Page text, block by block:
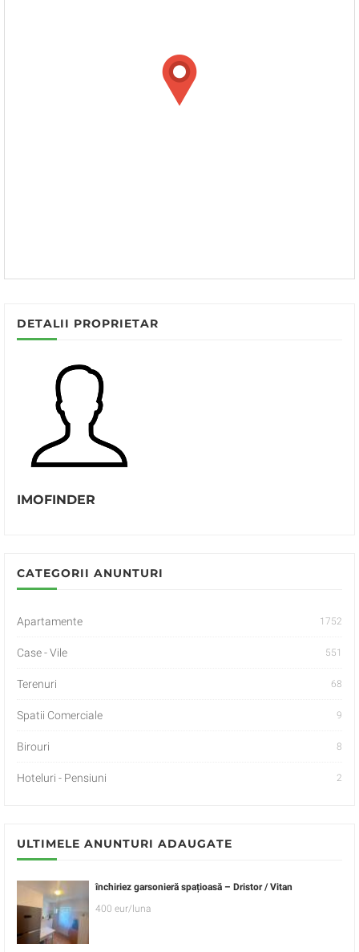
DETALII PROPRIETAR
IMOFINDER
CATEGORII ANUNTURI
Apartamente 1752
Case - Vile 551
Terenuri 68
Spatii Comerciale 9
Birouri 8
Hoteluri - Pensiuni 2
ULTIMELE ANUNTURI ADAUGATE
închiriez garsonieră spațioasă – Dristor / Vitan
400 eur/luna